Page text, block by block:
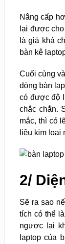
Nâng cấp
lại được
là giá khá
bàn kê
Cuối cùng
dòng bàn
có được độ
chắc chắn.
mắc, thì có
liệu kim loại
2/
Sẽ ra sao
tích có thể
ngược lại
laptop của